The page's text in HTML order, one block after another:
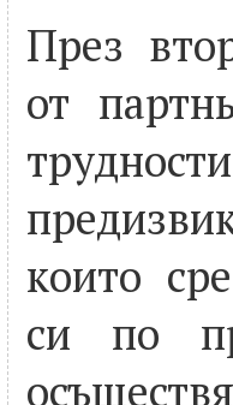
През
от
които
си по